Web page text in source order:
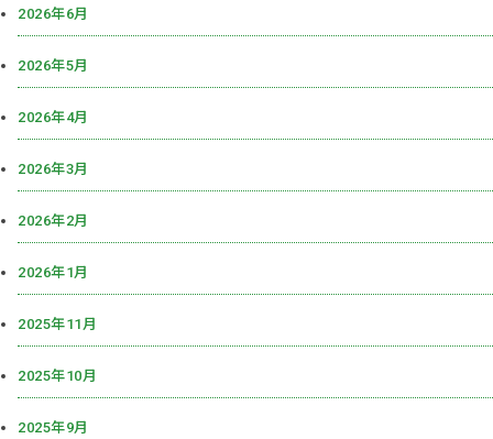
2026年6月
2026年5月
2026年4月
2026年3月
2026年2月
2026年1月
2025年11月
2025年10月
2025年9月